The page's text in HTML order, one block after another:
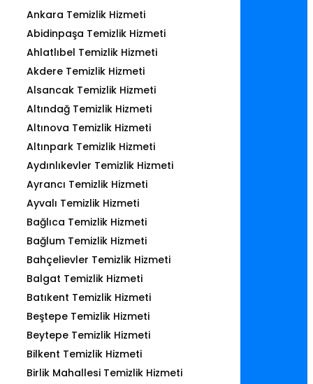
Ankara Temizlik Hizmeti
Abidinpaşa Temizlik Hizmeti
Ahlatlıbel Temizlik Hizmeti
Akdere Temizlik Hizmeti
Alsancak Temizlik Hizmeti
Altındağ Temizlik Hizmeti
Altınova Temizlik Hizmeti
Altınpark Temizlik Hizmeti
Aydınlıkevler Temizlik Hizmeti
Ayrancı Temizlik Hizmeti
Ayvalı Temizlik Hizmeti
Bağlıca Temizlik Hizmeti
Bağlum Temizlik Hizmeti
Bahçelievler Temizlik Hizmeti
Balgat Temizlik Hizmeti
Batıkent Temizlik Hizmeti
Beştepe Temizlik Hizmeti
Beytepe Temizlik Hizmeti
Bilkent Temizlik Hizmeti
Birlik Mahallesi Temizlik Hizmeti